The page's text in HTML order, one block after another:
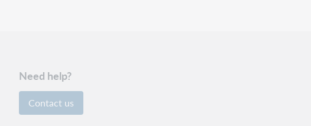
Need help?
Contact us